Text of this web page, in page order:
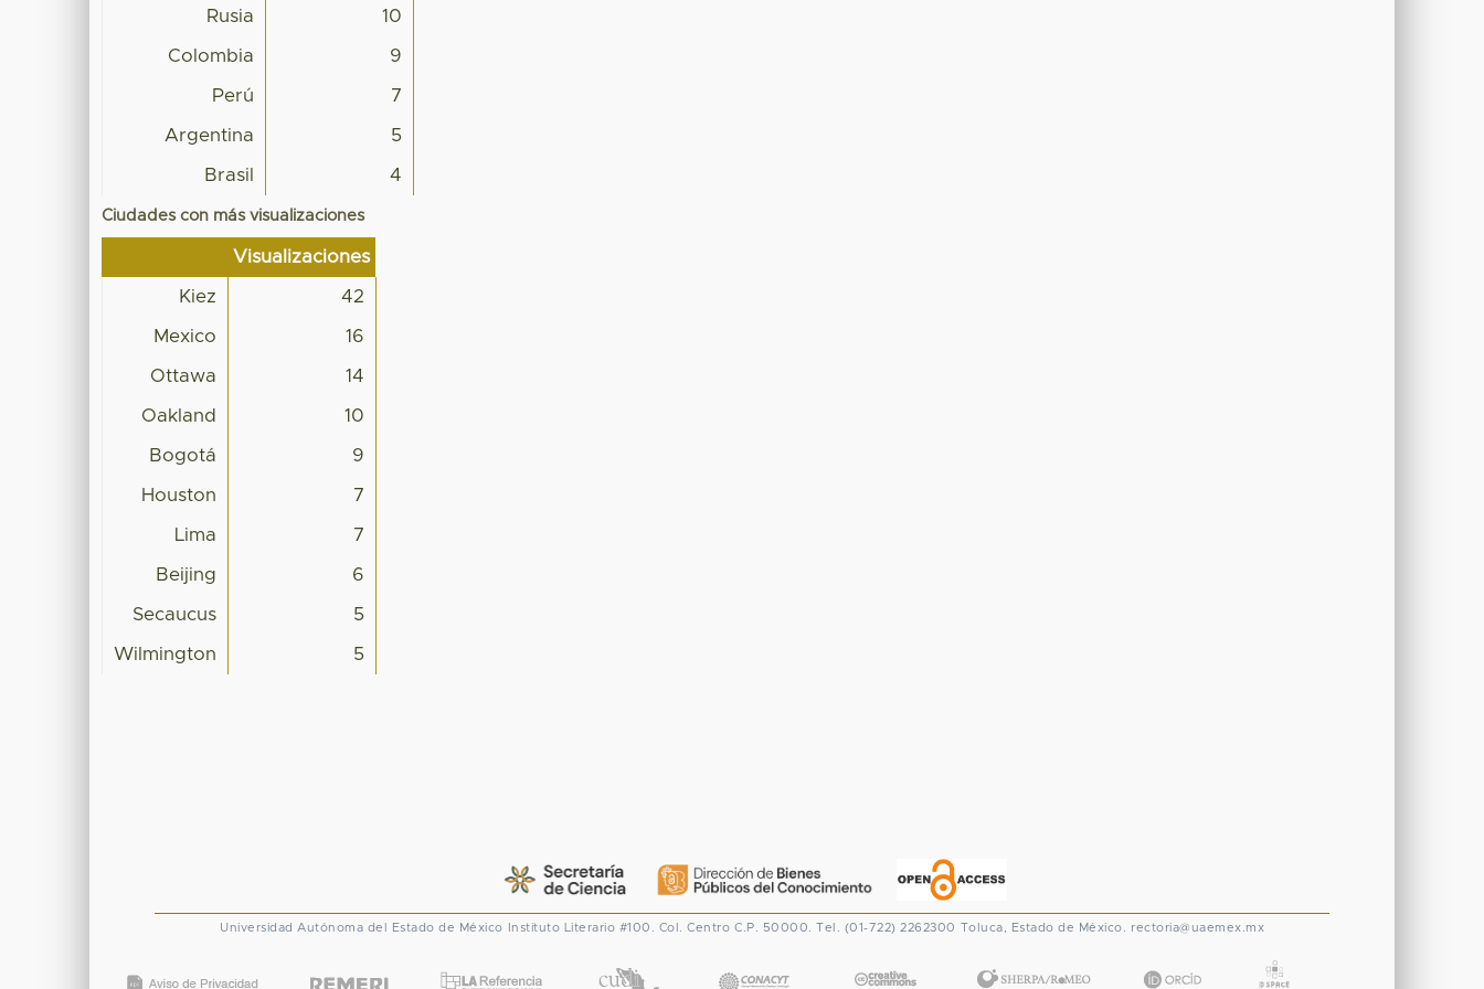
Rusia 10
Colombia 9
Perú 7
Argentina 5
Brasil 4
Ciudades con más visualizaciones
Visualizaciones
Kiez 42
Mexico 16
Ottawa 14
Oakland 10
Bogotá 9
Houston 7
Lima 7
Beijing 6
Secaucus 5
Wilmington 5
Universidad Autónoma del Estado de México Instituto Literario #100. Col. Centro C.P. 50000. Tel. (01-722) 2262300 Toluca, Estado de México. rectoria@uaemex.mx